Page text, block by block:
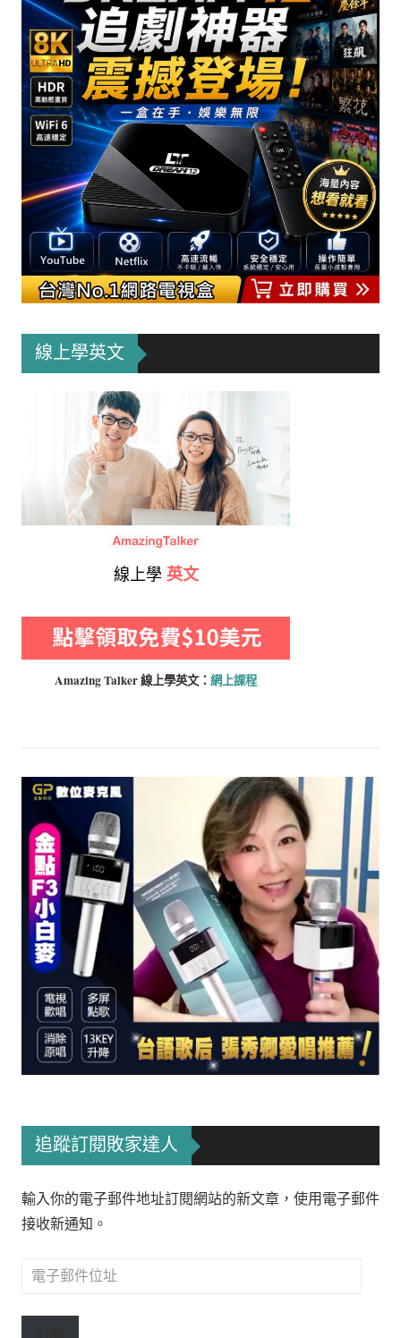
線上學英文
線上學 英文
Amazing Talker 線上學英文： 網上課程
追蹤訂閱敗家達人
輸入你的電子郵件地址訂閱網站的新文章，使用電子郵件
接收新通知。
電
郵